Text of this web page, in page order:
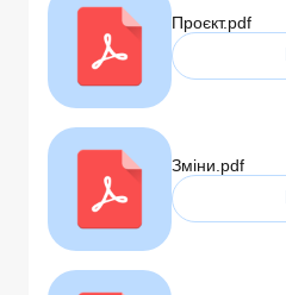
Проєкт.pdf
Зміни.pdf